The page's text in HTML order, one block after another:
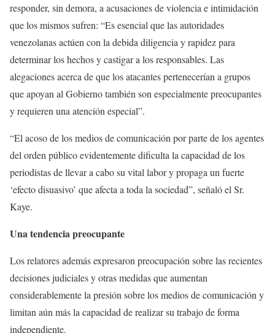
responder, sin demora, a acusaciones de violencia e intimidación
que los mismos sufren: “Es esencial que las autoridades
venezolanas actúen con la debida diligencia y rapidez para
determinar los hechos y castigar a los responsables. Las
alegaciones acerca de que los atacantes pertenecerían a grupos
que apoyan al Gobierno también son especialmente preocupantes
y requieren una atención especial”.
“El acoso de los medios de comunicación por parte de los agentes
del orden público evidentemente dificulta la capacidad de los
periodistas de llevar a cabo su vital labor y propaga un fuerte
‘efecto disuasivo’ que afecta a toda la sociedad”, señaló el Sr.
Kaye.
Una tendencia preocupante
Los relatores además expresaron preocupación sobre las recientes
decisiones judiciales y otras medidas que aumentan
considerablemente la presión sobre los medios de comunicación y
limitan aún más la capacidad de realizar su trabajo de forma
independiente.